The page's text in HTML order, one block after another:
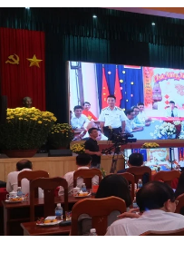
THẾ GIỚI
THỂ THAO
GIÁO DỤC
Y TẾ
KHOA HỌC - CÔNG NGHỆ
MÔI TRƯỜNG